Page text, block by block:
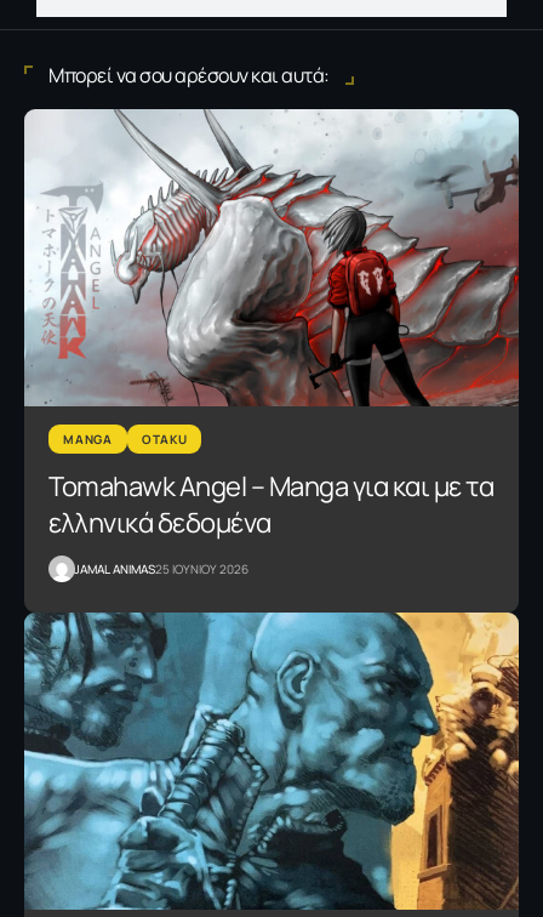
Μπορεί να σου αρέσουν και αυτά:
MANGA OTAKU
Tomahawk Angel – Manga για και με τα
ελληνικά δεδομένα
JAMAL ANIMAS25 ΙΟΥΝΙΟΥ 2026